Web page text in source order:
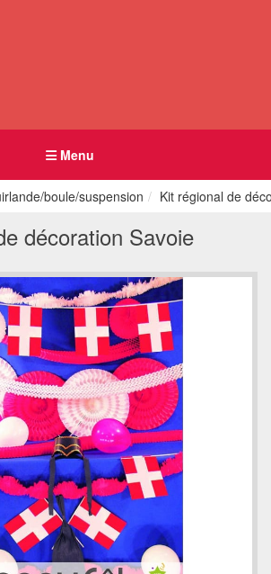
Menu
boule/suspension Kit régional de
décoration Savoie